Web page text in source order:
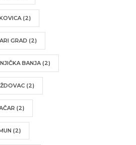
(2)
GRAD (2)
BANJA (2)
(2)
(2)
(2)